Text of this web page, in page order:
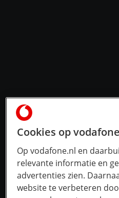
Cookies op
Op vodafone.nl en
relevante informatie en
advertenties zien.
website te verbeteren